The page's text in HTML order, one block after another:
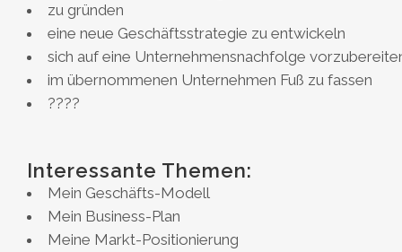
zu gründen
eine neue Geschäftsstrategie zu entwickeln
sich auf eine Unternehmensnachfolge
im übernommenen Unternehmen Fuß zu fassen
????
Interessante Themen:
Mein Geschäfts-Modell
Mein Business-Plan
Meine Markt-Positionierung